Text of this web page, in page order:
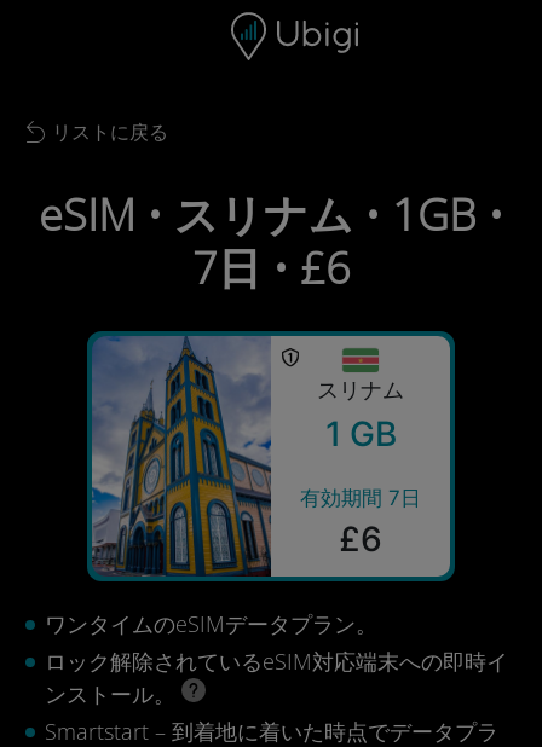
ナビゲーションバー フッター
Back to list
リストに戻る
eSIM • スリナム • 1GB •
7日 • £6
スリナム
1 GB
有効期間 7日
£6
ワンタイムのeSIMデータプラン。
ロック解除されているeSIM対応端末への即時イ
ンストール。
Smartstart – 到着地に着いた時点でデータプラ